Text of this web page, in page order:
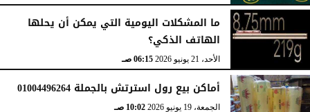
ما المشكلات اليومية التي يمكن أن يحلها
الهاتف الذكي؟
الأحد، 21 يونيو 2026 06:15 صـ
أماكن بيع رول استرتش بالجملة 01004496264
الجمعة، 19 يونيو 2026 10:02 صـ